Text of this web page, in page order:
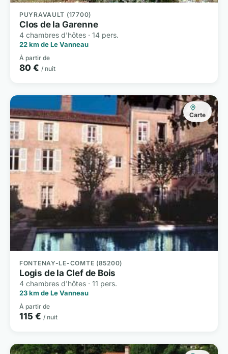
PUYRAVAULT (17700)
Clos de la Garenne
4 chambres d'hôtes · 14 pers.
22 km de Le Vanneau
À partir de
80 € / nuit
Carte
FONTENAY-LE-COMTE (85200)
Logis de la Clef de Bois
4 chambres d'hôtes · 11 pers.
23 km de Le Vanneau
À partir de
115 € / nuit